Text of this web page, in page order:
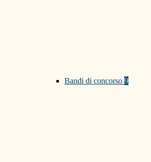
Bandi di concorso 9